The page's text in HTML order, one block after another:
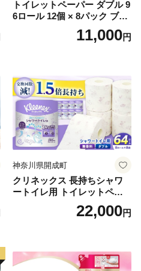
トイレットペーパー ダブル 9
6ロール 12個 × 8パック ブラ
ンカ 再生紙 100％ 芯あり 日
用品 消耗品 無香料 生活用品
11,000円
神奈川県開成町
クリネックス 長持ちシャワ
ートイレ用 トイレットペー
パー（ダブル）64ロール(8ロ
ール×8パック) 開成町 トイレ
蓄 防災 エコ 消耗品 生活雑貨
生活用品 無香料 トイレット
22,000円